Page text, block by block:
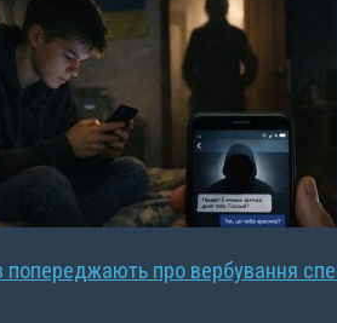
попереджають про вербування